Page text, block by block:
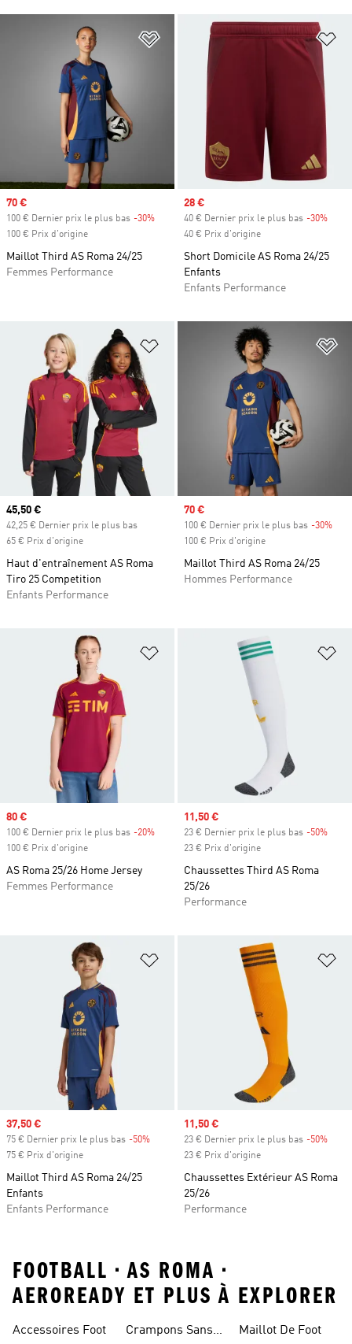
Ajouter à la Liste de produits
Prix soldé
70 €
100 € Dernier prix le plus bas -30%
100 € Prix d'origine
Maillot Third AS Roma 24/25
Femmes Performance
Prix soldé
28 €
40 € Dernier prix le plus bas -30%
40 € Prix d'origine
Short Domicile AS Roma 24/25
Enfants
Enfants Performance
Ajouter à la Liste de produits
Prix actuel
45,50 €
42,25 € Dernier prix le plus bas
65 € Prix d'origine
Haut d'entraînement AS Roma
Tiro 25 Competition
Enfants Performance
Prix soldé
70 €
100 € Dernier prix le plus bas -30%
100 € Prix d'origine
Maillot Third AS Roma 24/25
Hommes Performance
Ajouter à la Liste de produits
Prix soldé
80 €
100 € Dernier prix le plus bas -20%
100 € Prix d'origine
AS Roma 25/26 Home Jersey
Femmes Performance
Prix soldé
11,50 €
23 € Dernier prix le plus bas -50%
23 € Prix d'origine
Chaussettes Third AS Roma
25/26
Performance
Ajouter à la Liste de produits
Prix soldé
37,50 €
75 € Dernier prix le plus bas -50%
75 € Prix d'origine
Maillot Third AS Roma 24/25
Enfants
Enfants Performance
Prix soldé
11,50 €
23 € Dernier prix le plus bas -50%
23 € Prix d'origine
Chaussettes Extérieur AS Roma
25/26
Performance
FOOTBALL • AS ROMA •
AEROREADY ET PLUS À EXPLORER
Accessoires Foot
Crampons Sans
Maillot De Foot